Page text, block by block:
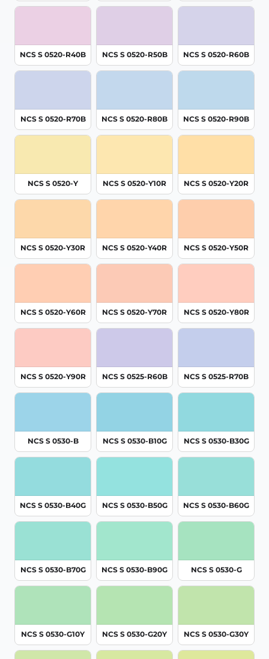
NCS S 0520-R40B NCS S 0520-R50B NCS S 0520-R60B
NCS S 0520-R70B NCS S 0520-R80B NCS S 0520-R90B
NCS S 0520-Y NCS S 0520-Y10R NCS S 0520-Y20R
NCS S 0520-Y30R NCS S 0520-Y40R NCS S 0520-Y50R
NCS S 0520-Y60R NCS S 0520-Y70R NCS S 0520-Y80R
NCS S 0520-Y90R NCS S 0525-R60B NCS S 0525-R70B
NCS S 0530-B NCS S 0530-B10G NCS S 0530-B30G
NCS S 0530-B40G NCS S 0530-B50G NCS S 0530-B60G
NCS S 0530-B70G NCS S 0530-B90G NCS S 0530-G
NCS S 0530-G10Y NCS S 0530-G20Y NCS S 0530-G30Y